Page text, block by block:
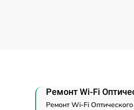
Ремонт Wi-Fi
Ремонт Wi-Fi